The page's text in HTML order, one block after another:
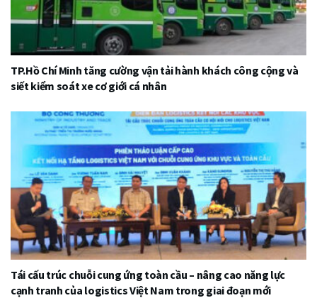
TP.Hồ Chí Minh tăng cường vận tải hành khách công cộng và
siết kiểm soát xe cơ giới cá nhân
Tái cấu trúc chuỗi cung ứng toàn cầu – nâng cao năng lực
cạnh tranh của logistics Việt Nam trong giai đoạn mới